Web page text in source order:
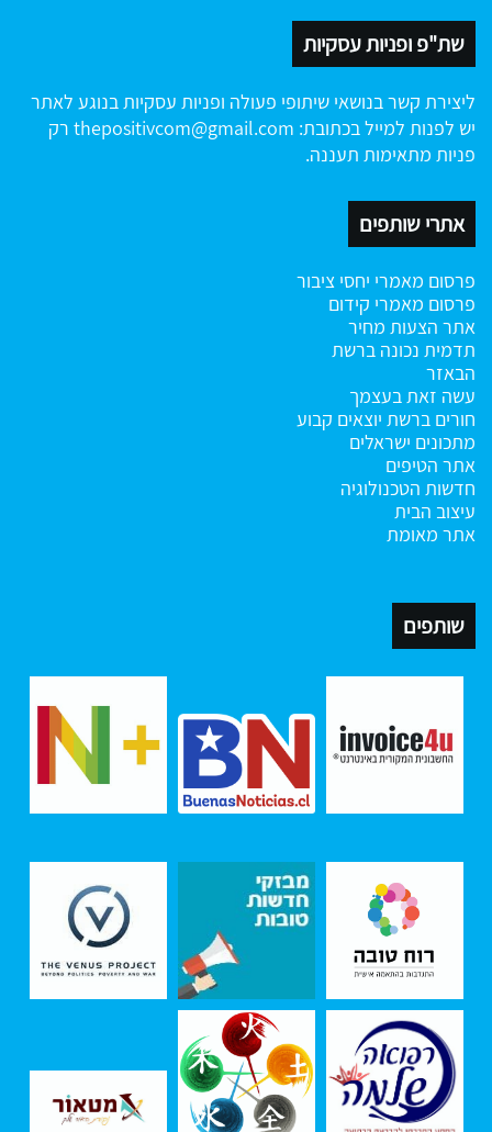
שת"פ ופניות עסקיות
ליצירת קשר בנושאי שיתופי פעולה ופניות עסקיות בנוגע לאתר
יש לפנות למייל בכתובת: thepositivcom@gmail.com רק
פניות מתאימות תעננה.
אתרי שותפים
פרסום מאמרי יחסי ציבור
פרסום מאמרי קידום
אתר הצעות מחיר
תדמית נכונה ברשת
הבאזר
עשה זאת בעצמך
חורים ברשת יוצאים קבוע
מתכונים ישראלים
אתר הטיפים
חדשות הטכנולוגיה
עיצוב הבית
אתר מאומת
שותפים